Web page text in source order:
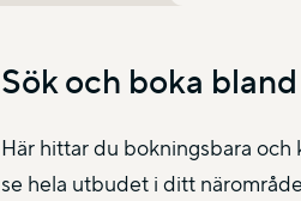
Sök och boka
Här hittar du bokningsbara
se hela utbudet i ditt